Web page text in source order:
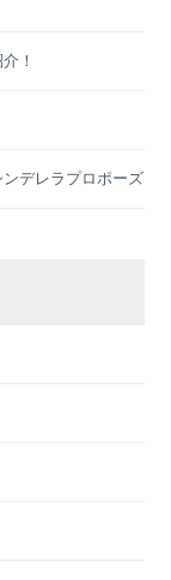
！
デレラプロポーズ